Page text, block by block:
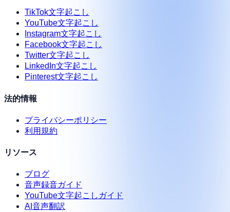
TikTok文字起こし
YouTube文字起こし
Instagram文字起こし
Facebook文字起こし
Twitter文字起こし
LinkedIn文字起こし
Pinterest文字起こし
法的情報
プライバシーポリシー
利用規約
リソース
ブログ
音声録音ガイド
YouTube文字起こしガイド
AI音声翻訳